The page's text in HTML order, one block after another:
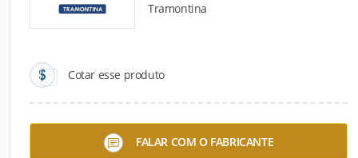
Tramontina
Cotar esse produto
FALAR COM O FABRICANTE
Catálogos para Download